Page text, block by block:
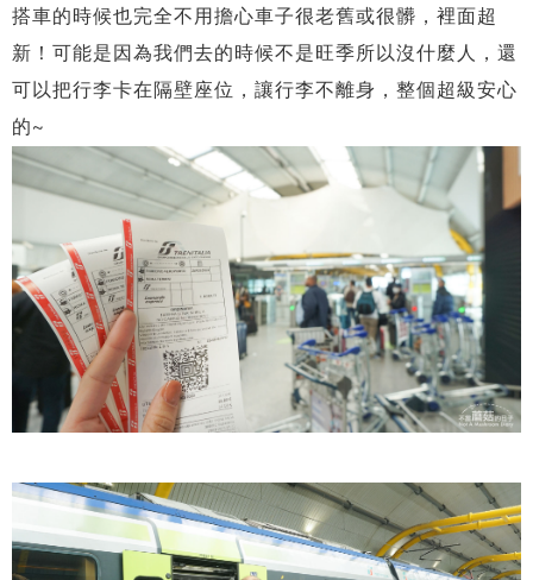
搭車的時候也完全不用擔心車子很老舊或很髒，裡面超
新！可能是因為我們去的時候不是旺季所以沒什麼人，還
可以把行李卡在隔壁座位，讓行李不離身，整個超級安心
的~